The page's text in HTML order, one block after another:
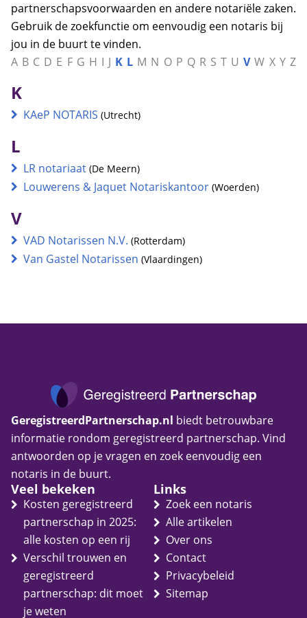
partnerschapsvoorwaarden en andere notariële zaken.
Gebruik de zoekfunctie om eenvoudig een notaris bij
jou in de buurt te vinden.
A B C D E F G H I J K L M N O P Q R S T U V W X Y Z
K
KAeP NOTARIS (Utrecht)
L
LR notariaat (De Meern)
Louwerens & Jaquet Notariskantoor (Woerden)
V
VAD Notarissen N.V. (Rotterdam)
Van Gastel Notarissen (Vlaardingen)
GeregistreerdPartnerschap.nl biedt betrouwbare
informatie rondom geregistreerd partnerschap. Vind
antwoorden op je vragen en zoek eenvoudig een
notaris in de buurt.
Veel bekeken
Kosten geregistreerd
partnerschap in 2025:
alle kosten op een rij
Verschil trouwen en
geregistreerd
partnerschap: dit moet
je weten
Links
Zoek een notaris
Alle artikelen
Over ons
Contact
Privacybeleid
Sitemap